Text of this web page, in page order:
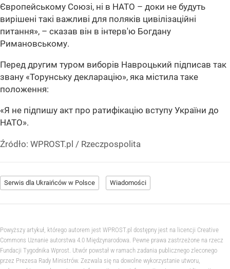
Європейському Союзі, ні в НАТО – доки не будуть
вирішені такі важливі для поляків цивілізаційні
питання», – сказав він в інтерв'ю Богдану
Римановському.
Перед другим туром виборів Навроцький підписав так
звану «Торунську декларацію», яка містила таке
положення:
«Я не підпишу акт про ратифікацію вступу України до
НАТО».
Źródło: WPROST.pl / Rzeczpospolita
Serwis dla Ukraińców w Polsce Wiadomości
Powyższy artykuł, którego autorem jest WPROST.pl dostępny jest na licencji Creative
Commons Uznanie autorstwa 4.0 Międzynarodowa. Pewne prawa zastrzeżone na rzecz
Fundacji Tygodnika Wprost. Utwór powstał w ramach zadania publicznego zleconego
przez Prezesa Rady Ministrów. Zezwala się na dowolne wykorzystanie utworu,